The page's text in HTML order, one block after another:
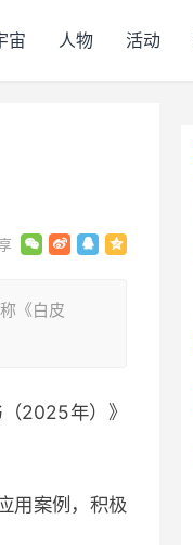
宙 人物 活动
《白皮
2025年）》
用案例，积极